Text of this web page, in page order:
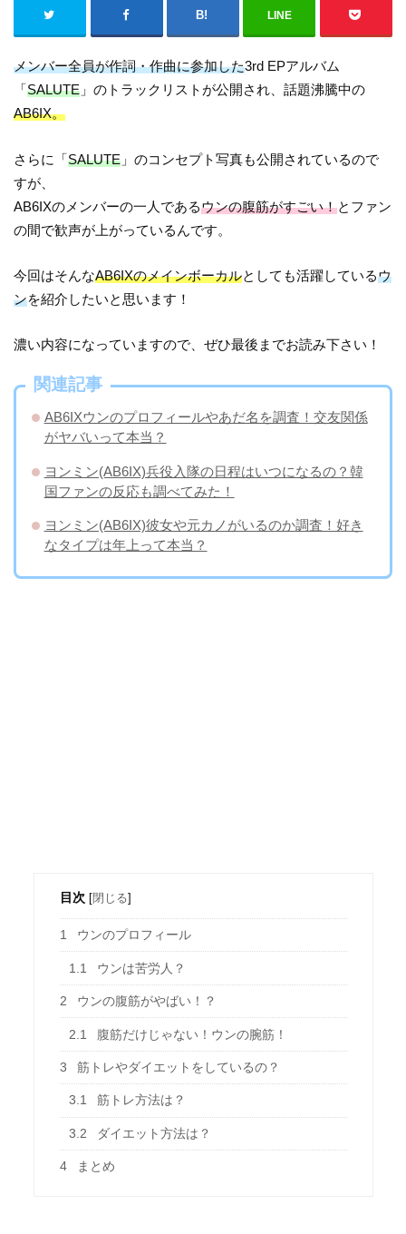
LINE
メンバー全員が作詞・作曲に参加した3rd EPアルバム
「SALUTE 」のトラックリストが公開され、話題沸騰中の
AB6IX。
さらに「SALUTE 」のコンセプト写真も公開されているので
すが、
AB6IXのメンバーの一人であるウンの腹筋がすごい！とファン
の間で歓声が上がっているんです。
今回はそんなAB6IXのメインボーカルとしても活躍しているウ
ンを紹介したいと思います！
濃い内容になっていますので、ぜひ最後までお読み下さい！
関連記事
AB6IXウンのプロフィールやあだ名を調査！交友関係
がヤバいって本当？
ヨンミン(AB6IX)兵役入隊の日程はいつになるの？韓
国ファンの反応も調べてみた！
ヨンミン(AB6IX)彼女や元カノがいるのか調査！好き
なタイプは年上って本当？
目次 [閉じる]
1 ウンのプロフィール
1.1 ウンは苦労人？
2 ウンの腹筋がやばい！？
2.1 腹筋だけじゃない！ウンの腕筋！
3 筋トレやダイエットをしているの？
3.1 筋トレ方法は？
3.2 ダイエット方法は？
4 まとめ